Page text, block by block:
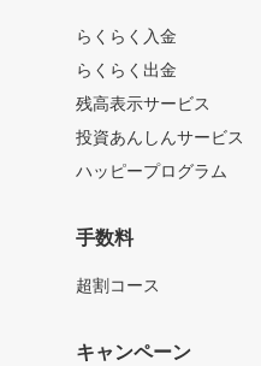
らくらく入金
らくらく出金
残高表示サービス
投資あんしんサービス
ハッピープログラム
手数料
超割コース
キャンペーン